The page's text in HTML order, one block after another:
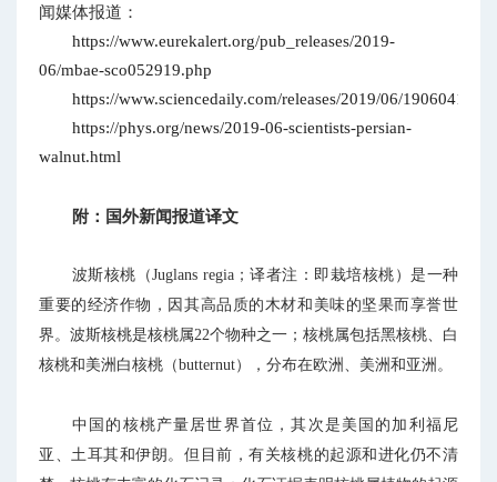
闻媒体报道：
https://www.eurekalert.org/pub_releases/2019-
06/mbae-sco052919.php
https://www.sciencedaily.com/releases/2019/06/
https://phys.org/news/2019-06-scientists-persian-
walnut.html
附：国外新闻报道译文
波斯核桃（Juglans regia；译者注：即栽培核桃）是一种
重要的经济作物，因其高品质的木材和美味的坚果而享誉世
界。波斯核桃是核桃属22个物种之一；核桃属包括黑核桃、白
核桃和美洲白核桃（butternut），分布在欧洲、美洲和亚洲。
中国的核桃产量居世界首位，其次是美国的加利福尼
亚、土耳其和伊朗。但目前，有关核桃的起源和进化仍不清